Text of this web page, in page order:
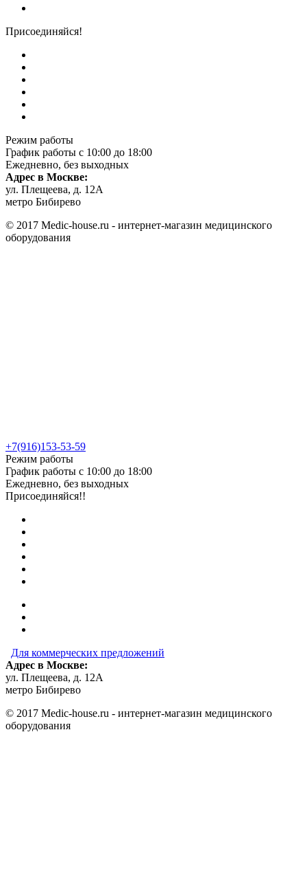
Присоединяйся!
Режим работы
График работы с 10:00 до 18:00
Ежедневно, без выходных
Адрес в Москве:
ул. Плещеева, д. 12А
метро Бибирево
© 2017 Medic-house.ru - интернет-магазин медицинского
оборудования
+7(916)153-53-59
Режим работы
График работы с 10:00 до 18:00
Ежедневно, без выходных
Присоединяйся!!
Для коммерческих предложений
Адрес в Москве:
ул. Плещеева, д. 12А
метро Бибирево
© 2017 Medic-house.ru - интернет-магазин медицинского
оборудования